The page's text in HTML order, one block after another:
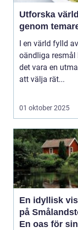
Utforska
genom
I en värld fylld av
oändliga resmål
det vara en
att välja rät...
01 oktober 2025
En idyllisk
på
En oas för